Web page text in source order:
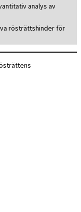
analys av
rösträttshinder för